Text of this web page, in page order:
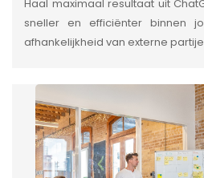
Haal maximaal resultaat uit
sneller en efficiënter binnen
afhankelijkheid van externe